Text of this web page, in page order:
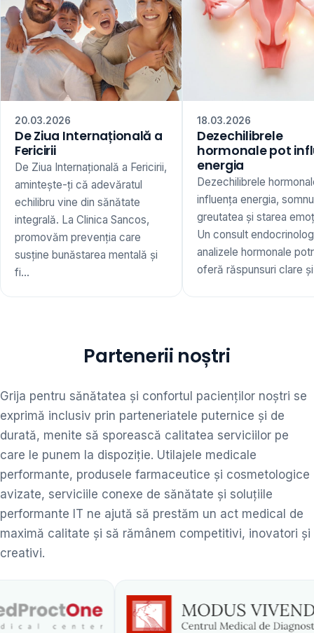
20.03.2026
De Ziua Internațională a
Fericirii
De Ziua Internațională a Fericirii,
amintește-ți că adevăratul
echilibru vine din sănătate
integrală. La Clinica Sancos,
promovăm prevenția care
susține bunăstarea mentală și
fi...
18.03.2026
Dezechilibrele
hormonale pot
energia
Dezechilibrele
influența energia,
greutatea și starea
Un consult
analizele hormonale
oferă răspunsuri clare
Partenerii noștri
Grija pentru sănătatea și confortul pacienților noștri se
exprimă inclusiv prin parteneriatele puternice și de
durată, menite să sporească calitatea serviciilor pe
care le punem la dispoziție. Utilajele medicale
performante, produsele farmaceutice și cosmetologice
avizate, serviciile conexe de sănătate și soluțiile
performante IT ne ajută să prestăm un act medical de
maximă calitate și să rămânem competitivi, inovatori și
creativi.